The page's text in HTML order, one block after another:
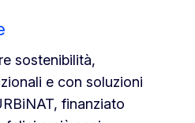
sostenibilità,
e con soluzioni
finanziato